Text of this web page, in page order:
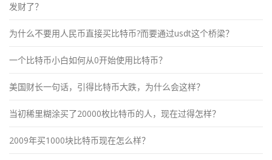
发财了？
为什么不要用人民币直接买比特币?而要通过usdt这个桥梁？
一个比特币小白如何从0开始使用比特币？
美国财长一句话，引得比特币大跌，为什么会这样？
当初稀里糊涂买了20000枚比特币的人，现在过得怎样？
2009年买1000块比特币现在怎么样？